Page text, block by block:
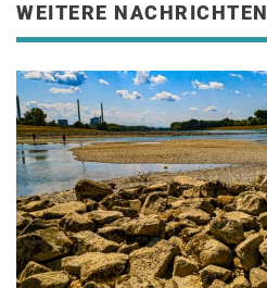
WEITERE NACHRICHTEN